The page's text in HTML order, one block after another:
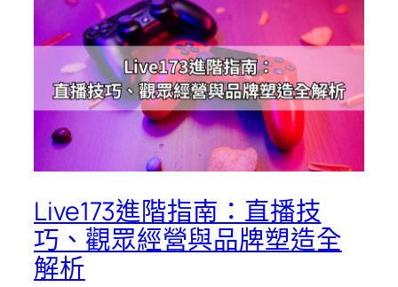
Live173進階指南：直播技
巧、觀眾經營與品牌塑造全
解析